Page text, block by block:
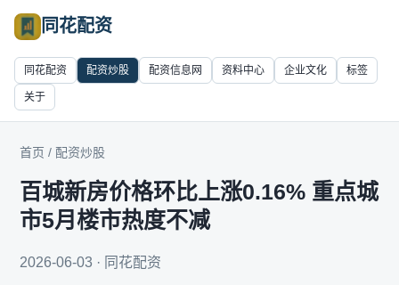
同花配资
同花配资 配资炒股 配资信息网 资料中心 企业文化 标签
关于
首页 / 配资炒股
百城新房价格环比上涨0.16% 重点城
市5月楼市热度不减
2026-06-03 · 同花配资